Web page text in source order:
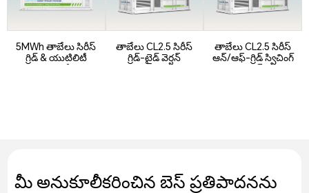
5MWh తాబేలు సిరీస్
గ్రిడ్ & యుటిలిటీ
తాబేలు CL2.5 సిరీస్
గ్రిడ్-టైడ్ వెర్షన్
తాబేలు CL2.5 సిరీస్
ఆన్/ఆఫ్-గ్రిడ్ స్విచింగ్
మీ అనుకూలీకరించిన బెస్ ప్రతిపాదనను